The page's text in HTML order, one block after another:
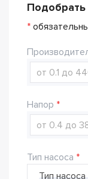
Подобрать
*
Напор
Тип насоса